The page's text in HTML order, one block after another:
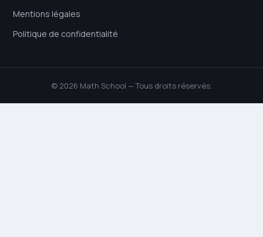
Mentions légales
Politique de confidentialité
© 2026 Math School — Tous droits réservés.